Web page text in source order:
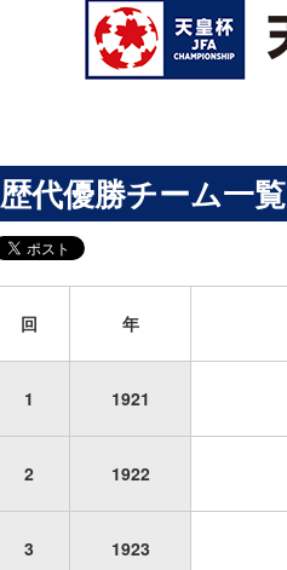
歴代優勝チーム一覧
回 年
1 1921
2 1922
3 1923